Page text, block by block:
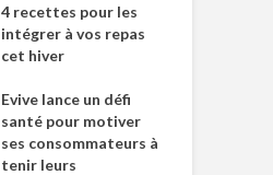
4 recettes pour les
intégrer à vos repas
cet hiver
Evive lance un défi
santé pour motiver
ses consommateurs à
tenir leurs